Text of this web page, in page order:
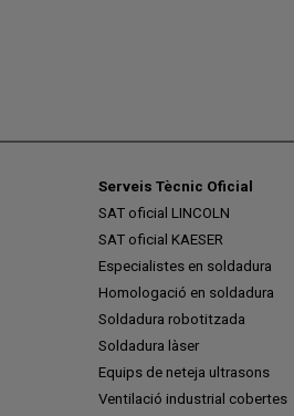
Serveis Tècnic Oficial
SAT oficial LINCOLN
SAT oficial KAESER
Especialistes en soldadura
Homologació en soldadura
Soldadura robotitzada
Soldadura làser
Equips de neteja ultrasons
Ventilació industrial cobertes